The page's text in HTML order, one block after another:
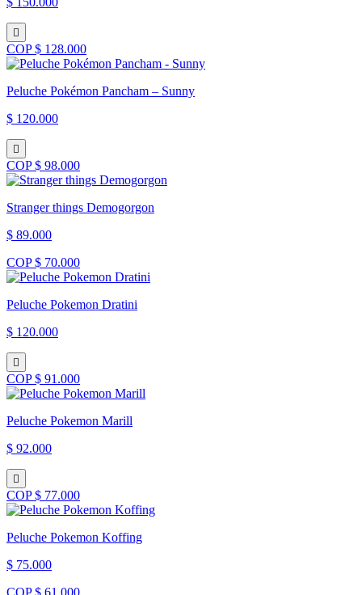
COP $ 128.000
Peluche Pokémon Pancham – Sunny
$ 120.000
COP $ 98.000
Stranger things Demogorgon
$ 89.000
COP $ 70.000
Peluche Pokemon Dratini
$ 120.000
COP $ 91.000
Peluche Pokemon Marill
$ 92.000
COP $ 77.000
Peluche Pokemon Koffing
$ 75.000
COP $ 61.000